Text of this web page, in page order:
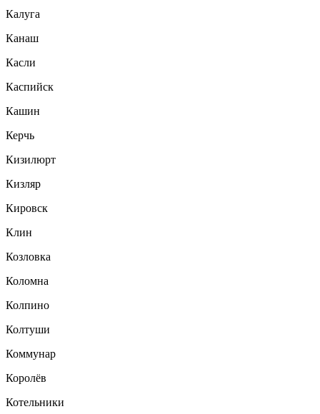
Калуга
Канаш
Касли
Каспийск
Кашин
Керчь
Кизилюрт
Кизляр
Кировск
Клин
Козловка
Коломна
Колпино
Колтуши
Коммунар
Королёв
Котельники